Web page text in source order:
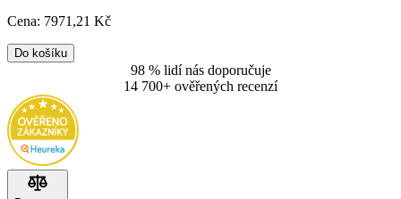
Cena: 7971 ,21 Kč
Do košíku
98 % lidí nás doporučuje
14 700+ ověřených recenzí